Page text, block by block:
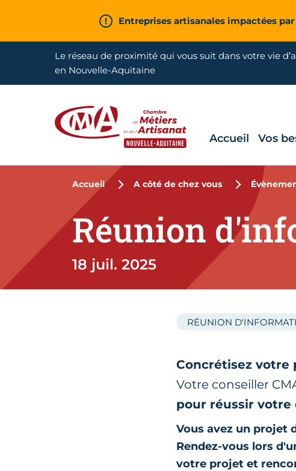
Entreprises artisanales impactées
Le réseau de proximité qui vous suit dans votre vie
en Nouvelle-Aquitaine
Accueil Vos
Accueil A côté de chez vous
Réunion
18 juil. 2025
RÉUNION
Concrétisez votre
Votre conseiller
pour réussir votre
Vous avez un projet
Rendez-vous lors
votre projet et